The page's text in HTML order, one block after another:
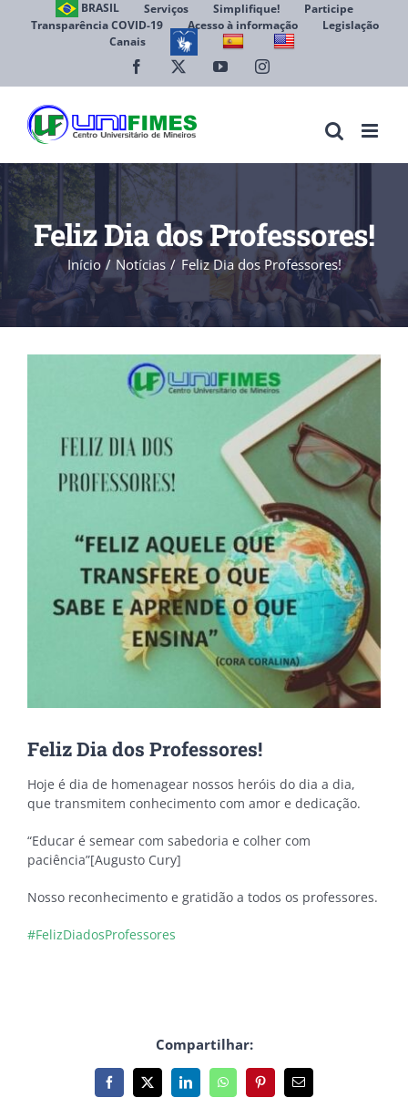
BRASIL Serviços Simplifique!
Participe
Transparência COVID-19
Acesso à informação
Legislação
Canais
Facebook YouTubeInstagram
Feliz Dia dos Professores!
Início Notícias Feliz Dia dos Professores!
Feliz Dia dos Professores!
Hoje é dia de homenagear nossos heróis do dia a dia,
que transmitem conhecimento com amor e dedicação.
“Educar é semear com sabedoria e colher com
paciência”[Augusto Cury]
Nosso reconhecimento e gratidão a todos os professores.
#FelizDiadosProfessores
Compartilhar:
Facebook
X LinkedInWhatsAppPinterest
E-
mail